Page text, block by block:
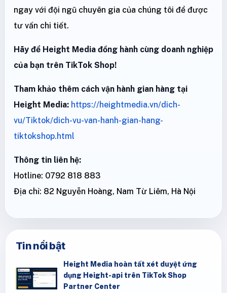
ngay với đội ngũ chuyên gia của chúng tôi để được
tư vấn chi tiết.
Hãy để Height Media đồng hành cùng doanh nghiệp
của bạn trên TikTok Shop!
Tham khảo thêm cách vận hành gian hàng tại
Height Media: https://heightmedia.vn/dich-
vu/Tiktok/dich-vu-van-hanh-gian-hang-
tiktokshop.html
Thông tin liên hệ:
Hotline: 0792 818 883
Địa chỉ: 82 Nguyễn Hoàng, Nam Từ Liêm, Hà Nội
Tin nổi bật
Height Media hoàn tất xét duyệt ứng
dụng Height-api trên TikTok Shop
Partner Center